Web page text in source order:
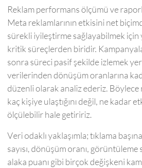
Reklam performans ölçümü ve
Meta reklamlarının etkisini net
sürekli iyileştirme sağlayabilmek
kritik süreçlerden biridir.
sonra süreci pasif şekilde izlemek
verilerinden dönüşüm oranlarına
düzenli olarak analiz ederiz. Böylece
kaç kişiye ulaştığını değil, ne kadar
ölçülebilir hale getiririz.
Veri odaklı yaklaşımla; tıklama
sayısı, dönüşüm oranı,
alaka puanı gibi birçok değişkeni